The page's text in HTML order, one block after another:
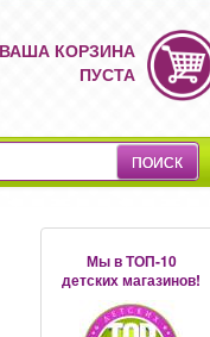
ВАША КОРЗИНА
ПУСТА
Мы в ТОП-10
детских магазинов!